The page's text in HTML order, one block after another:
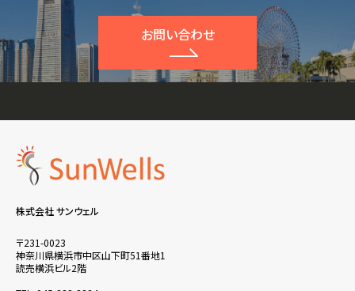
お問い合わせ
株式会社 サンウェル
〒231-0023
神奈川県横浜市中区山下町51番地1
読売横浜ビル2階